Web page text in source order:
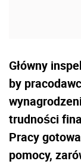
Główny
by
trudności
Pracy
pomocy,